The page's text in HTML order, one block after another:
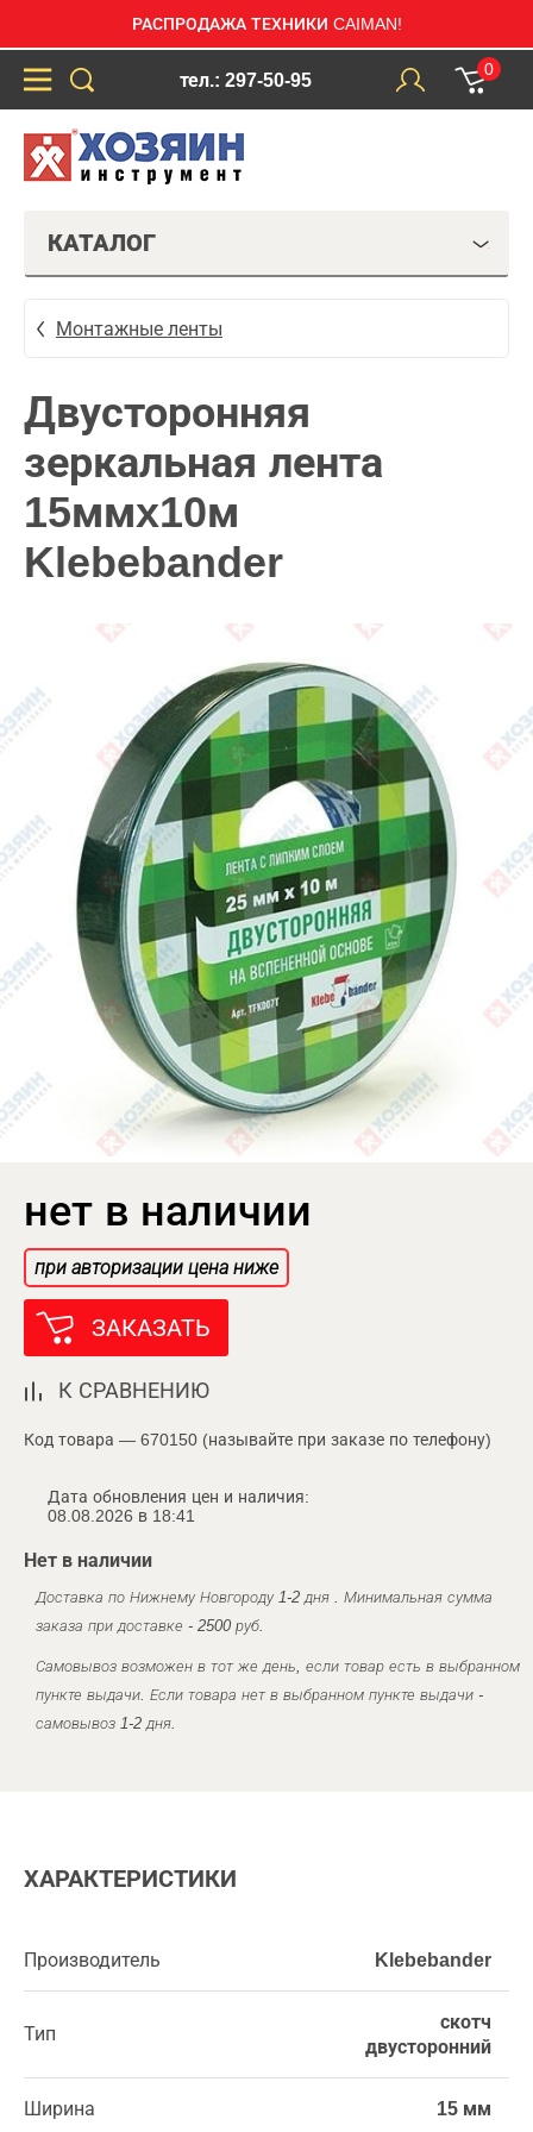
РАСПРОДАЖА ТЕХНИКИ CAIMAN!
тел.: 297-50-95
0
КАТАЛОГ
Монтажные ленты
Двусторонняя
зеркальная лента
15ммx10м
Klebebander
нет в наличии
при авторизации цена ниже
ЗАКАЗАТЬ
К СРАВНЕНИЮ
Код товара — 670150 (называйте при заказе по телефону)
Дата обновления цен и наличия:
08.08.2026 в 18:41
Нет в наличии
Доставка по Нижнему Новгороду 1-2 дня . Минимальная сумма
заказа при доставке - 2500 руб.
Самовывоз возможен в тот же день, если товар есть в выбранном
пункте выдачи. Если товара нет в выбранном пункте выдачи -
самовывоз 1-2 дня.
ХАРАКТЕРИСТИКИ
Производитель Klebebander
Тип
скотч
двусторонний
Ширина 15 мм